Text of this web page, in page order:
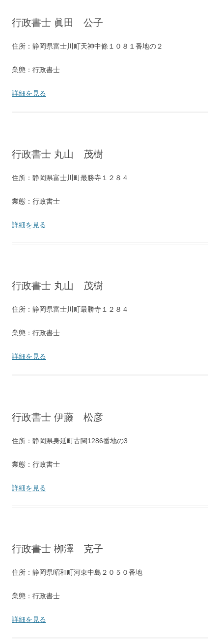
行政書士 眞田 公子
住所：静岡県富士川町天神中條１０８１番地の２
業態：行政書士
詳細を見る
行政書士 丸山 茂樹
住所：静岡県富士川町最勝寺１２８４
業態：行政書士
詳細を見る
行政書士 丸山 茂樹
住所：静岡県富士川町最勝寺１２８４
業態：行政書士
詳細を見る
行政書士 伊藤 松彦
住所：静岡県身延町古関1286番地の3
業態：行政書士
詳細を見る
行政書士 栁澤 克子
住所：静岡県昭和町河東中島２０５０番地
業態：行政書士
詳細を見る